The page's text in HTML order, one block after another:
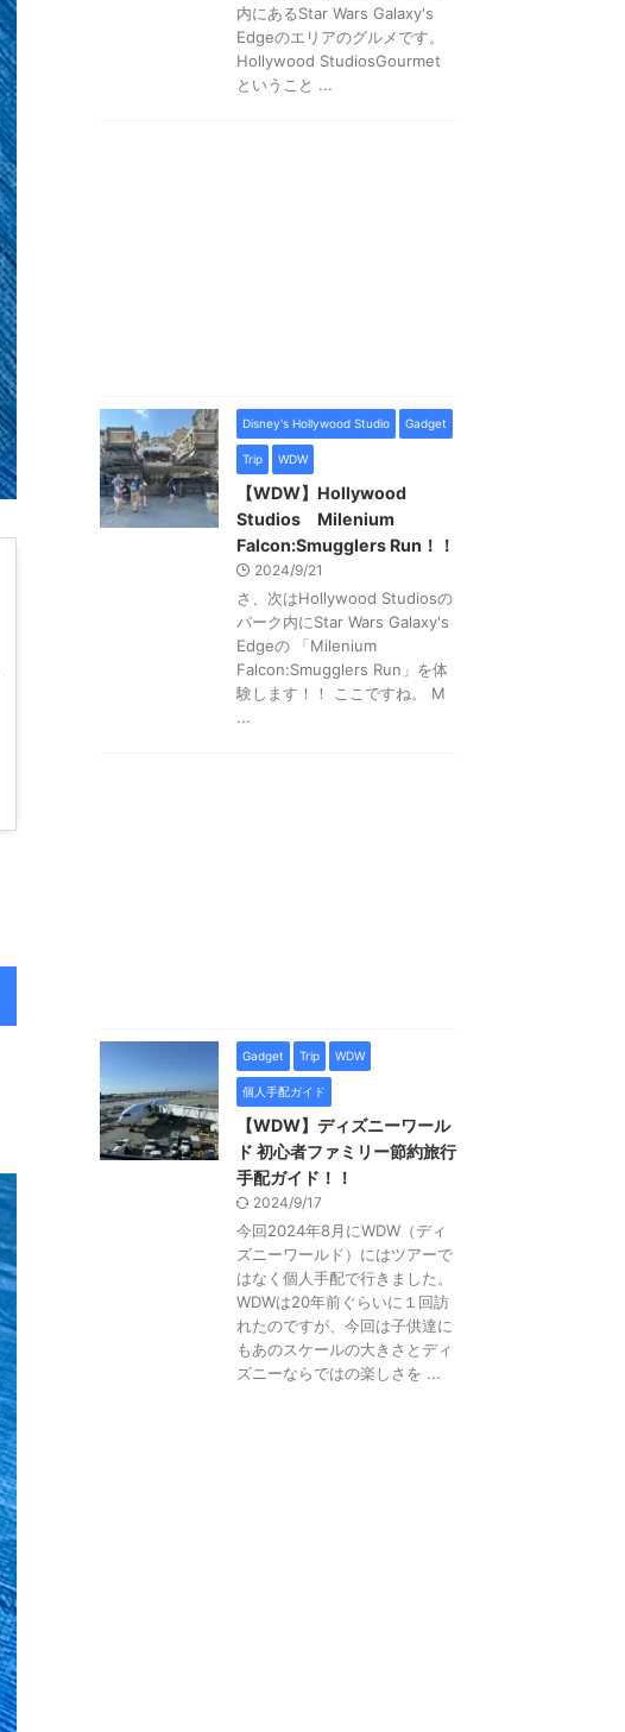
内にあるStar Wars Galaxy's
Edgeのエリアのグルメです。
Hollywood StudiosGourmet
ということ ...
Disney's Hollywood Studio Gadget
Trip WDW
【WDW】Hollywood
Studios Milenium
Falcon:Smugglers Run！！
2024/9/21
さ、次はHollywood Studiosの
パーク内にStar Wars Galaxy's
Edgeの 「Milenium
Falcon:Smugglers Run」を体
験します！！ ここですね。 M
...
Gadget Trip WDW
個人手配ガイド
【WDW】ディズニーワール
ド 初心者ファミリー節約旅行
手配ガイド！！
2024/9/17
今回2024年8月にWDW（ディ
ズニーワールド）にはツアーで
はなく個人手配で行きました。
WDWは20年前ぐらいに１回訪
れたのですが、今回は子供達に
もあのスケールの大きさとディ
ズニーならではの楽しさを ...